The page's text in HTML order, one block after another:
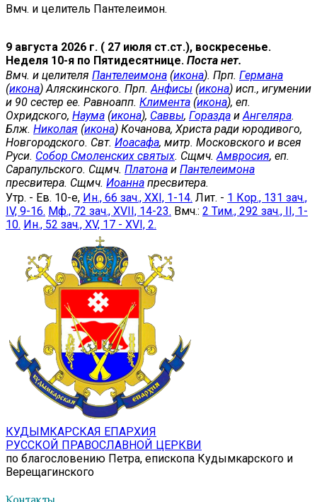
Вмч. и целитель Пантелеимон.
9 августа 2026 г. ( 27 июля ст.ст.), воскресенье.
Неделя 10-я по Пятидесятнице. Поста нет.
Вмч. и целителя Пантелеимона (икона). Прп. Германа
(икона) Аляскинского. Прп. Анфисы (икона) исп., игумении
и 90 сестер ее. Равноапп. Климента (икона), еп.
Охридского, Наума (икона), Саввы, Горазда и Ангеляра.
Блж. Николая (икона) Кочанова, Христа ради юродивого,
Новгородского. Свт. Иоасафа, митр. Московского и всея
Руси. Собор Смоленских святых. Сщмч. Амвросия, еп.
Сарапульского. Сщмч. Платона и Пантелеимона
пресвитера. Сщмч. Иоанна пресвитера.
Утр. - Ев. 10-е, Ин., 66 зач., XXI, 1-14. Лит. - 1 Кор., 131 зач.,
IV, 9-16. Мф., 72 зач., XVII, 14-23. Вмч.: 2 Тим., 292 зач., II, 1-
10. Ин., 52 зач., XV, 17 - XVI, 2.
КУДЫМКАРСКАЯ ЕПАРХИЯ
РУССКОЙ ПРАВОСЛАВНОЙ ЦЕРКВИ
по благословению Петра, епископа Кудымкарского и
Верещагинского